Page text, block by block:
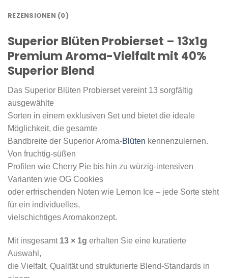
REZENSIONEN (0)
Superior Blüten Probierset – 13x1g
Premium Aroma-Vielfalt mit 40%
Superior Blend
Das Superior Blüten Probierset vereint 13 sorgfältig
ausgewählte
Sorten in einem exklusiven Set und bietet die ideale
Möglichkeit, die gesamte
Bandbreite der Superior Aroma-Blüten kennenzulernen.
Von fruchtig-süßen
Profilen wie Cherry Pie bis hin zu würzig-intensiven
Varianten wie OG Cookies
oder erfrischenden Noten wie Lemon Ice – jede Sorte steht
für ein individuelles,
vielschichtiges Aromakonzept.
Mit insgesamt 13 × 1g erhalten Sie eine kuratierte
Auswahl,
die Vielfalt, Qualität und strukturierte Blend-Standards in